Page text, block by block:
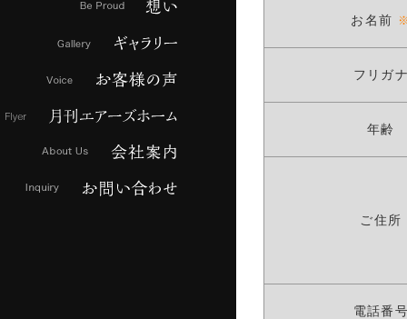
お名前
フリガ
年齢
ご住所
電話番